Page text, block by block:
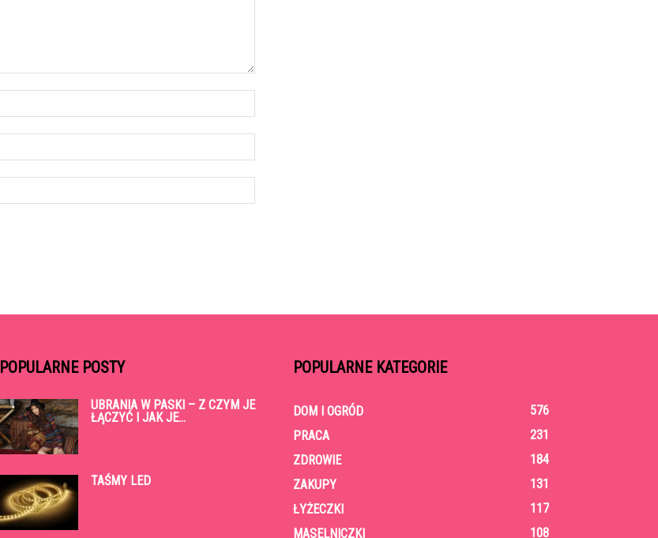
POPULARNE POSTY
UBRANIA W PASKI – Z CZYM JE
ŁĄCZYĆ I JAK JE...
TAŚMY LED
POPULARNE KATEGORIE
DOM I OGRÓD
576
PRACA
231
ZDROWIE
184
ZAKUPY
131
ŁYŻECZKI
117
MASELNICZKI
108